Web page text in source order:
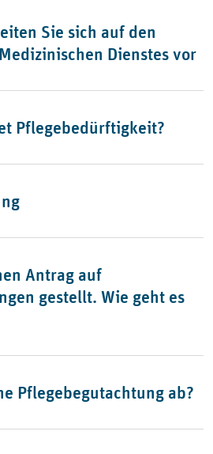
Sie sich auf den
Dienstes vor
Pflegebedürftigkeit?
Antrag auf
gestellt. Wie geht es
Pflegebegutachtung ab?